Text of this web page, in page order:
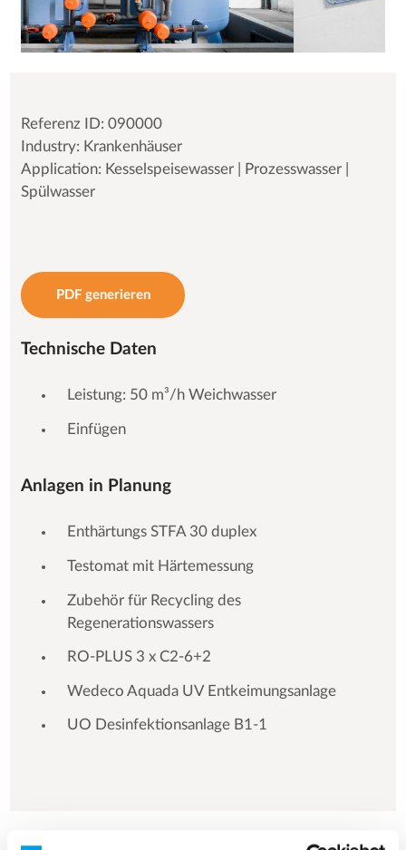
Referenz ID: 090000
Industry: Krankenhäuser
Application: Kesselspeisewasser | Prozesswasser |
Spülwasser
PDF generieren
Technische Daten
Leistung: 50 m³/h Weichwasser
Einfügen
Anlagen in Planung
Enthärtungs STFA 30 duplex
Testomat mit Härtemessung
Zubehör für Recycling des
Regenerationswassers
RO-PLUS 3 x C2-6+2
Wedeco Aquada UV Entkeimungsanlage
UO Desinfektionsanlage B1-1